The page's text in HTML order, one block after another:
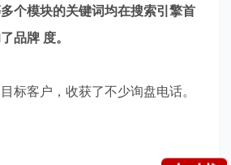
个模块的关键词均在搜索引擎首
品牌 度。
标客户，收获了不少询盘电话。